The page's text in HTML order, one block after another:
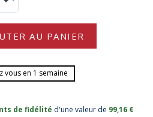
AU PANIER
vous en 1 semaine
de fidélité d'une valeur de 99,16 €